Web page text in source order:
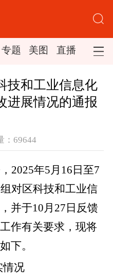
专题 美图 直播
技和工业信息化
进展情况的通报
：69644
2025年5月 16 日至7
对区科技和工业信
，并于10月 27 日反馈
作有关要求，现将
下。
情况